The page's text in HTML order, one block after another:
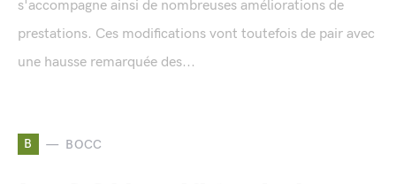
s'accompagne ainsi de nombreuses améliorations de
prestations. Ces modifications vont toutefois de pair avec
une hausse remarquée des...
B BOCC